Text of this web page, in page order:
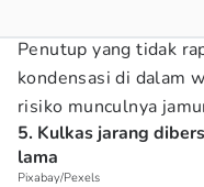
Penutup yang tidak
kondensasi di dalam
risiko munculnya
5. Kulkas jarang
lama
Pixabay/Pexels